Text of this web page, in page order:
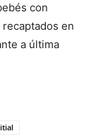
con
en
a última